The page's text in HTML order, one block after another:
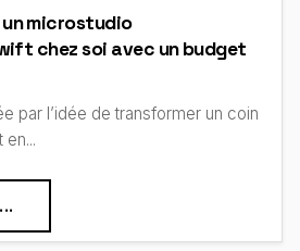
microstudio
chez soi avec un budget
par l’idée de transformer un coin